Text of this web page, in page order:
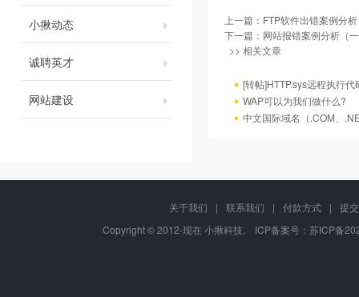
小揪动态
诚聘英才
网站建设
上一篇： FTP软件出错案例分析
下一篇： 网站报错案例分析（
>> 相关文章
[转帖]HTTP.sys远程执行代
WAP可以为我们做什么?
中文国际域名（.COM、
关于我们 | 联系我们 | 付款方式 |
提
Copyright © 2012-现在 小揪科技, ICP备案号： 苏ICP备